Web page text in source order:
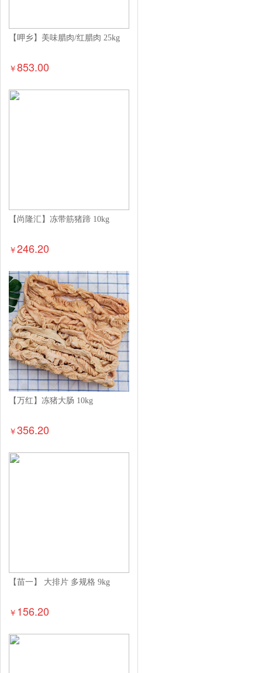
【呷乡】美味腊肉/红腊肉 25kg
￥853.00
【尚隆汇】冻带筋猪蹄 10kg
￥246.20
【万红】冻猪大肠 10kg
￥356.20
【苗一】 大排片 多规格 9kg
￥ 156.20